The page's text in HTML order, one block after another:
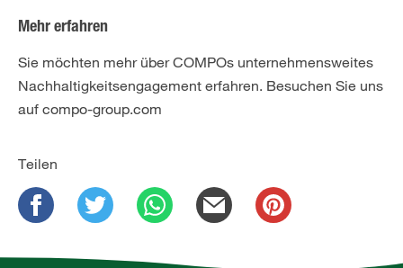
Mehr erfahren
Sie möchten mehr über COMPOs unternehmensweites
Nachhaltigkeitsengagement erfahren. Besuchen Sie uns
auf compo-group.com
Teilen